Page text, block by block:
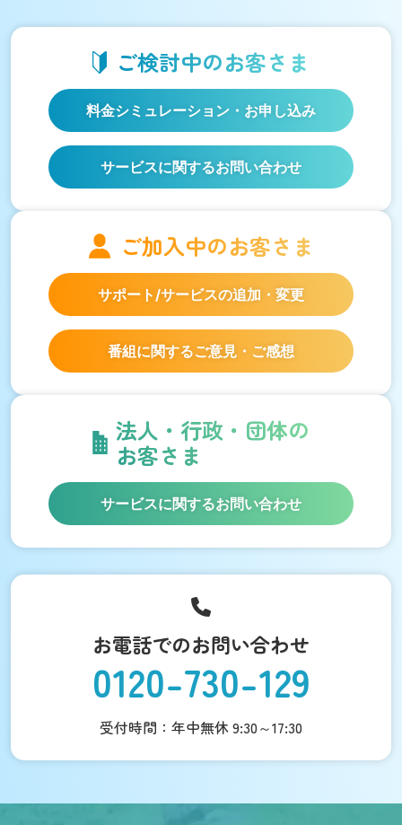
ご検討中のお客さま
料金シミュレーション ・お申し込み
サービスに関するお問い合わせ
ご加入中のお客さま
サポート/サービスの追加・変更
番組に関するご意見・ご感想
法人・行政・団体の
お客さま
サービスに関するお問い合わせ
お電話でのお問い合わせ
0120-730-129
受付時間：年中無休 9:30～17:30